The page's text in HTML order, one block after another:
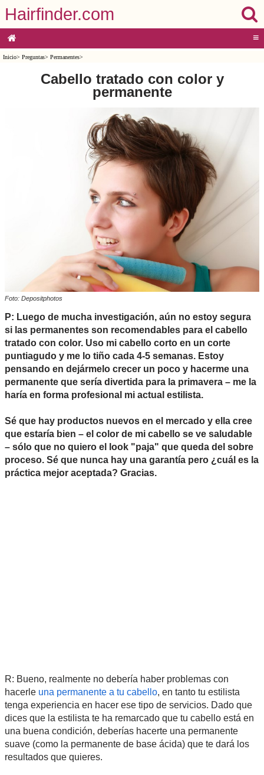
Hairfinder.com
≡
Inicio> Preguntas> Permanentes>
Cabello tratado con color y
permanente
Foto: Depositphotos
P: Luego de mucha investigación, aún no estoy segura
si las permanentes son recomendables para el cabello
tratado con color. Uso mi cabello corto en un corte
puntiagudo y me lo tiño cada 4-5 semanas. Estoy
pensando en dejármelo crecer un poco y hacerme una
permanente que sería divertida para la primavera – me la
haría en forma profesional mi actual estilista.
Sé que hay productos nuevos en el mercado y ella cree
que estaría bien – el color de mi cabello se ve saludable
– sólo que no quiero el look "paja" que queda del sobre
proceso. Sé que nunca hay una garantía pero ¿cuál es la
práctica mejor aceptada? Gracias.
R: Bueno, realmente no debería haber problemas con
hacerle una permanente a tu cabello, en tanto tu estilista
tenga experiencia en hacer ese tipo de servicios. Dado que
dices que la estilista te ha remarcado que tu cabello está en
una buena condición, deberías hacerte una permanente
suave (como la permanente de base ácida) que te dará los
resultados que quieres.